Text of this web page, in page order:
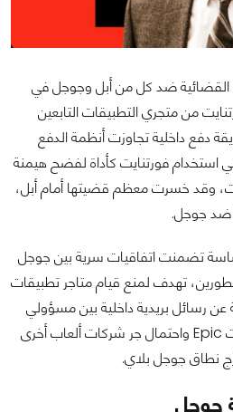
القضائية ضد كل من أبل وجوجل في
فورتنايت من متجري التطبيقات التابعين
دفع داخلية تجاوزت أنظمة الدفع
استخدام فورتنايت كأداة لفضح هيمنة
وقد خسرت معظم قضيتها أمام أبل،
ضد جوجل.
تضمنت اتفاقيات سرية بين جوجل
تهدف لمنع قيام متاجر تطبيقات
رسائل بريدية داخلية بين مسؤولي
جوجل تؤكد قلقهم من تحركات Epic واحتمال جر شركات ألعاب أخرى
نطاق جوجل بلاي.
جوجل